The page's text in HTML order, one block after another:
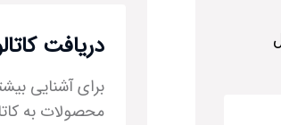
دریافت
برای آشنایی
محصولات به